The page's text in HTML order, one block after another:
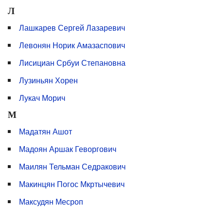
Л
Лашкарев Сергей Лазаревич
Левонян Норик Амазаспович
Лисициан Србуи Степановна
Лузиньян Хорен
Лукач Морич
М
Мадатян Ашот
Мадоян Аршак Геворгович
Маилян Тельман Седракович
Макинцян Погос Мкртычевич
Максудян Месроп